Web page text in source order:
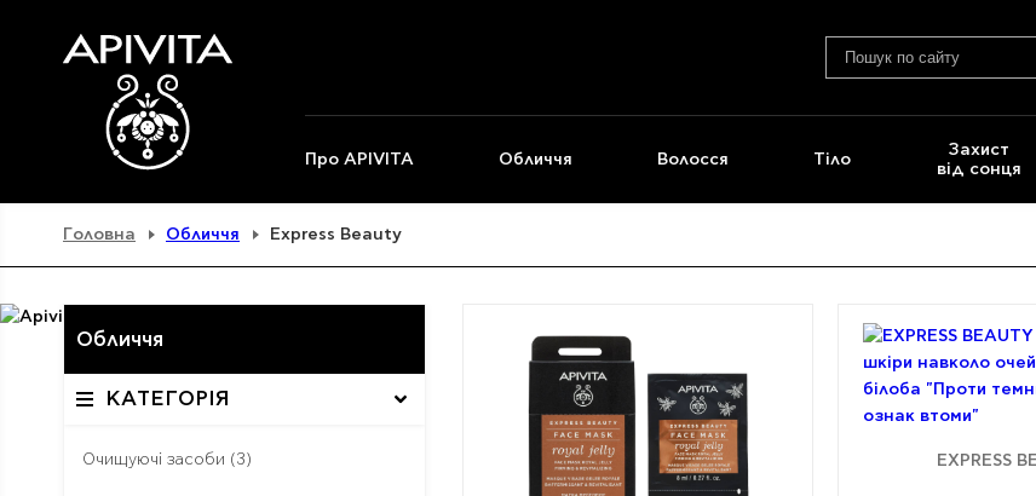
Про APIVITA Обличчя Волосся Тіло
Захист
від сонця
Головна Обличчя Express Beauty
Обличчя
КАТЕГОРІЯ
Очищуючі засоби (3) EXPRESS